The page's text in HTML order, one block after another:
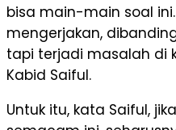
bisa main-main soal
mengerjakan,
tapi terjadi masalah di
Kabid Saiful.
Untuk itu, kata Saiful,